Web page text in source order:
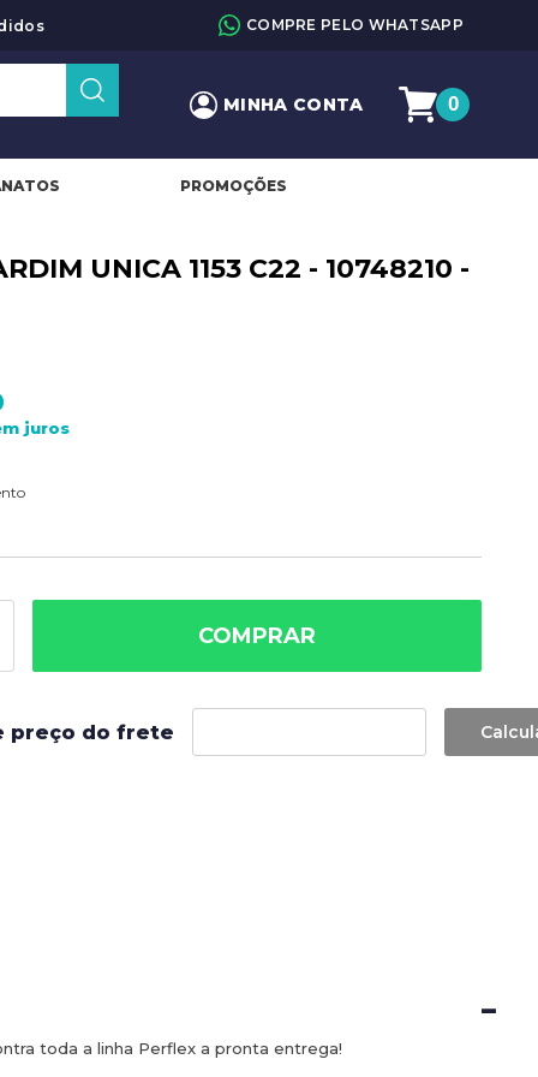
COMPRE PELO WHATSAPP
MINHA CONTA 0
PROMOÇÕES
UNICA 1153 C22 - 10748210 -
COMPRAR
preço do frete
-
toda a linha Perflex a pronta entrega!